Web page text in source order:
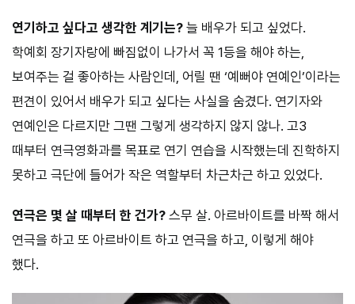
연기하고 싶다고 생각한 계기는? 늘 배우가 되고 싶었다.
학예회 장기자랑에 빠짐없이 나가서 꼭 1등을 해야 하는,
보여주는 걸 좋아하는 사람인데, 어릴 땐 ‘예뻐야 연예인’이라는
편견이 있어서 배우가 되고 싶다는 사실을 숨겼다. 연기자와
연예인은 다르지만 그땐 그렇게 생각하지 않지 않나. 고3
때부터 연극영화과를 목표로 연기 연습을 시작했는데 진학하지
못하고 극단에 들어가 작은 역할부터 차근차근 하고 있었다.
연극은 몇 살 때부터 한 건가? 스무 살. 아르바이트를 바짝 해서
연극을 하고 또 아르바이트 하고 연극을 하고, 이렇게 해야
했다.